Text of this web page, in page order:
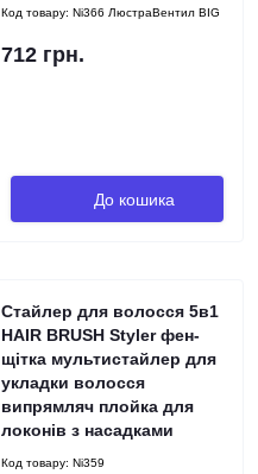
Код товару: Ni366 ЛюстраВентил BIG
712 грн.
До кошика
Стайлер для волосся 5в1
HAIR BRUSH Styler фен-
щітка мультистайлер для
укладки волосся
випрямляч плойка для
локонів з насадками
Код товару: Ni359